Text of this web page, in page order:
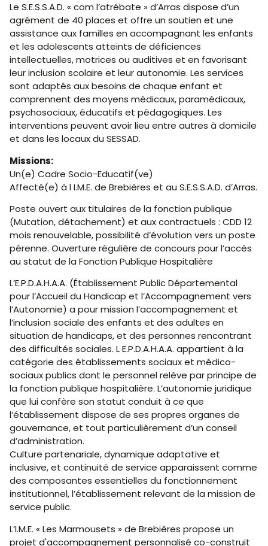
Le S.E.S.S.A.D. « com l’atrébate » d’Arras dispose d’un
agrément de 40 places et offre un soutien et une
assistance aux familles en accompagnant les enfants
et les adolescents atteints de déficiences
intellectuelles, motrices ou auditives et en favorisant
leur inclusion scolaire et leur autonomie. Les services
sont adaptés aux besoins de chaque enfant et
comprennent des moyens médicaux, paramédicaux,
psychosociaux, éducatifs et pédagogiques. Les
interventions peuvent avoir lieu entre autres à domicile
et dans les locaux du SESSAD.
Missions:
Un(e) Cadre Socio-Educatif(ve)
Affecté(e) à l I.M.E. de Brebières et au S.E.S.S.A.D. d’Arras.
Poste ouvert aux titulaires de la fonction publique
(Mutation, détachement) et aux contractuels : CDD 12
mois renouvelable, possibilité d’évolution vers un poste
pérenne. Ouverture régulière de concours pour l’accès
au statut de la Fonction Publique Hospitalière
L’E.P.D.A.H.A.A. (Établissement Public Départemental
pour l’Accueil du Handicap et l’Accompagnement vers
l’Autonomie) a pour mission l’accompagnement et
l’inclusion sociale des enfants et des adultes en
situation de handicaps, et des personnes rencontrant
des difficultés sociales. L E.P.D.A.H.A.A. appartient à la
catégorie des établissements sociaux et médico-
sociaux publics dont le personnel relève par principe de
la fonction publique hospitalière. L’autonomie juridique
que lui confère son statut conduit à ce que
l’établissement dispose de ses propres organes de
gouvernance, et tout particulièrement d’un conseil
d’administration.
Culture partenariale, dynamique adaptative et
inclusive, et continuité de service apparaissent comme
des composantes essentielles du fonctionnement
institutionnel, l’établissement relevant de la mission de
service public.
L’I.M.E. « Les Marmousets » de Brebières propose un
projet d'accompagnement personnalisé co-construit